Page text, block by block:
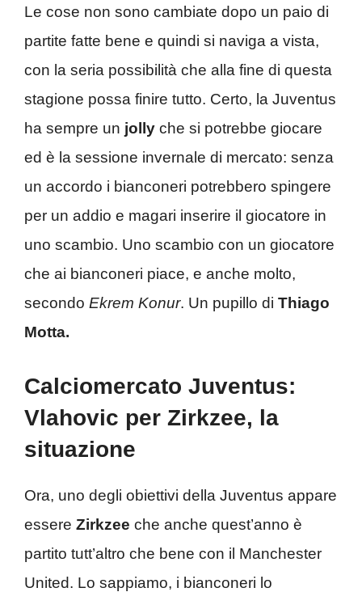
Le cose non sono cambiate dopo un paio di
partite fatte bene e quindi si naviga a vista,
con la seria possibilità che alla fine di questa
stagione possa finire tutto. Certo, la Juventus
ha sempre un jolly che si potrebbe giocare
ed è la sessione invernale di mercato: senza
un accordo i bianconeri potrebbero spingere
per un addio e magari inserire il giocatore in
uno scambio. Uno scambio con un giocatore
che ai bianconeri piace, e anche molto,
secondo Ekrem Konur. Un pupillo di Thiago
Motta.
Calciomercato Juventus:
Vlahovic per Zirkzee, la
situazione
Ora, uno degli obiettivi della Juventus appare
essere Zirkzee che anche quest’anno è
partito tutt’altro che bene con il Manchester
United. Lo sappiamo, i bianconeri lo